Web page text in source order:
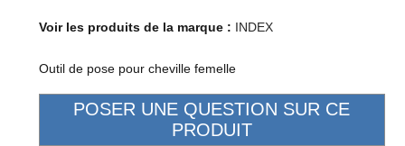
Voir les produits de la marque : INDEX
Outil de pose pour cheville femelle